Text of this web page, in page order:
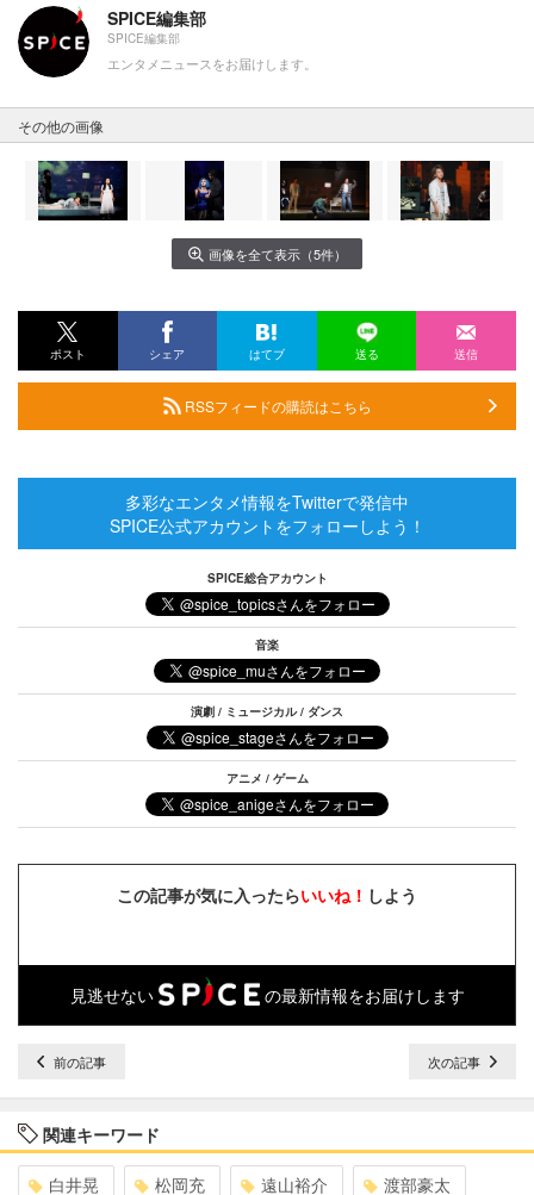
SPICE編集部
SPICE編集部
エンタメニュースをお届けします。
その他の画像
画像を全て表示（5件）
ポスト シェア はてブ 送る 送信
RSSフィードの購読はこちら
多彩なエンタメ情報をTwitterで発信中
SPICE公式アカウントをフォローしよう！
SPICE総合アカウント
音楽
演劇 / ミュージカル / ダンス
アニメ / ゲーム
この記事が気に入ったらいいね！ しよう
見逃せない の最新情報をお届けします
前の記事 次の記事
関連キーワード
白井晃 松岡充 遠山裕介 渡部豪太